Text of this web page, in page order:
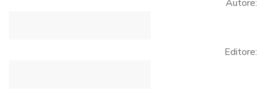
Autore:
Editore: